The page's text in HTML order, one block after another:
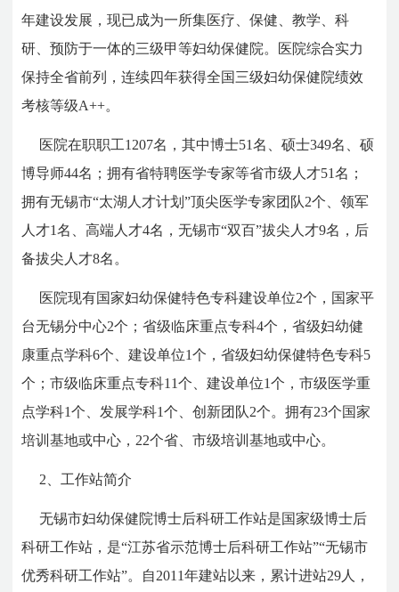
年建设发展，现已成为一所集医疗、保健、教学、科
研、预防于一体的三级甲等妇幼保健院。医院综合实力
保持全省前列，连续四年获得全国三级妇幼保健院绩效
考核等级A++。
医院在职职工1207名，其中博士51名、硕士349名、硕
博导师44名；拥有省特聘医学专家等省市级人才51名；
拥有无锡市“太湖人才计划”顶尖医学专家团队2个、领军
人才1名、高端人才4名，无锡市“双百”拔尖人才9名，后
备拔尖人才8名。
医院现有国家妇幼保健特色专科建设单位2个，国家平
台无锡分中心2个；省级临床重点专科4个，省级妇幼健
康重点学科6个、建设单位1个，省级妇幼保健特色专科5
个；市级临床重点专科11个、建设单位1个，市级医学重
点学科1个、发展学科1个、创新团队2个。拥有23个国家
培训基地或中心，22个省、市级培训基地或中心。
2、 工作站简介
无锡市妇幼保健院博士后科研工作站是国家级博士后
科研工作站，是“江苏省示范博士后科研工作站”“无锡市
优秀科研工作站”。自2011年建站以来，累计进站29人，